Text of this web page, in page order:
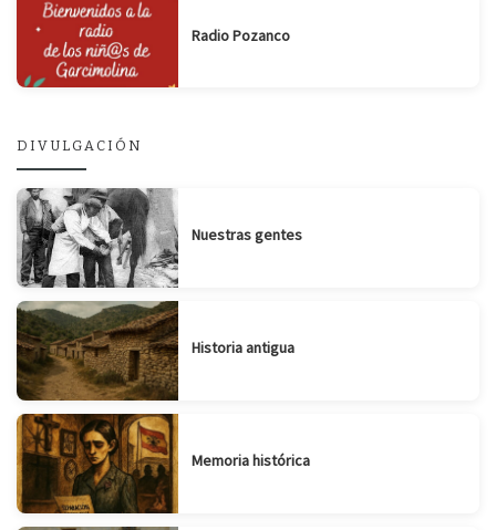
Radio Pozanco
DIVULGACIÓN
Nuestras gentes
Historia antigua
Memoria histórica